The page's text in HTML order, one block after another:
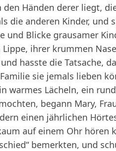
den Händen derer liegt,
die anderen Kinder,
und Blicke grausamer
ihrer krummen
hasste die Tatsache,
sie jemals lieben
warmes Lächeln, ein
begann Mary,
einen jährlichen
auf einem Ohr hören
bemerkten, und